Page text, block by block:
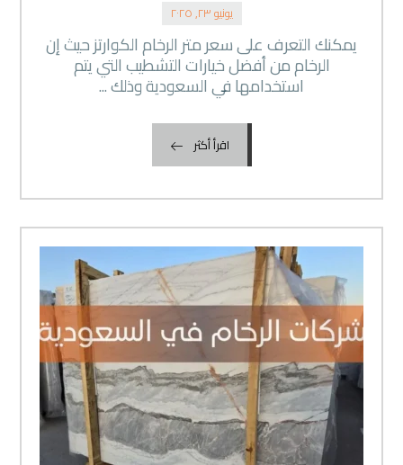
يونيو ٢٣, ٢٠٢٥
يمكنك التعرف على سعر متر الرخام الكوارتز حيث إن
الرخام من أفضل خيارات التشطيب التي يتم
استخدامها في السعودية وذلك ...
اقرأ أكثر